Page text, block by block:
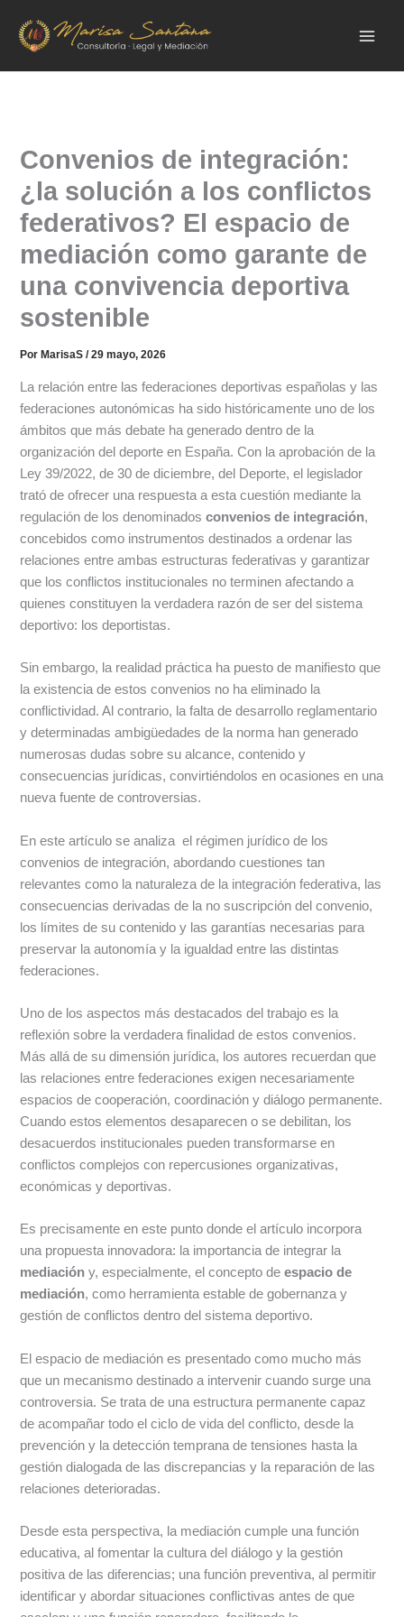
contenido
Convenios de integración:
¿la solución a los conflictos
federativos? El espacio de
mediación como garante de
una convivencia deportiva
sostenible
Por MarisaS/29 mayo, 2026
La relación entre las federaciones deportivas españolas y las
federaciones autonómicas ha sido históricamente uno de los
ámbitos que más debate ha generado dentro de la
organización del deporte en España. Con la aprobación de la
Ley 39/2022, de 30 de diciembre, del Deporte, el legislador
trató de ofrecer una respuesta a esta cuestión mediante la
regulación de los denominadosconvenios de integración,
concebidos como instrumentos destinados a ordenar las
relaciones entre ambas estructuras federativas y garantizar
que los conflictos institucionales no terminen afectando a
quienes constituyen la verdadera razón de ser del sistema
deportivo: los deportistas.
Sin embargo, la realidad práctica ha puesto de manifiesto que
la existencia de estos convenios no ha eliminado la
conflictividad. Al contrario, la falta de desarrollo reglamentario
y determinadas ambigüedades de la norma han generado
numerosas dudas sobre su alcance, contenido y
consecuencias jurídicas, convirtiéndolos en ocasiones en una
nueva fuente de controversias.
En este artículo se analiza el régimen jurídico de los
convenios de integración, abordando cuestiones tan
relevantes como la naturaleza de la integración federativa, las
consecuencias derivadas de la no suscripción del convenio,
los límites de su contenido y las garantías necesarias para
preservar la autonomía y la igualdad entre las distintas
federaciones.
Uno de los aspectos más destacados del trabajo es la
reflexión sobre la verdadera finalidad de estos convenios.
Más allá de su dimensión jurídica, los autores recuerdan que
las relaciones entre federaciones exigen necesariamente
espacios de cooperación, coordinación y diálogo permanente.
Cuando estos elementos desaparecen o se debilitan, los
desacuerdos institucionales pueden transformarse en
conflictos complejos con repercusiones organizativas,
económicas y deportivas.
Es precisamente en este punto donde el artículo incorpora
una propuesta innovadora: la importancia de integrar la
mediación y, especialmente, el concepto deespacio de
mediación, como herramienta estable de gobernanza y
gestión de conflictos dentro del sistema deportivo.
El espacio de mediación es presentado como mucho más
que un mecanismo destinado a intervenir cuando surge una
controversia. Se trata de una estructura permanente capaz
de acompañar todo el ciclo de vida del conflicto, desde la
prevención y la detección temprana de tensiones hasta la
gestión dialogada de las discrepancias y la reparación de las
relaciones deterioradas.
Desde esta perspectiva, la mediación cumple una función
educativa, al fomentar la cultura del diálogo y la gestión
positiva de las diferencias; una función preventiva, al permitir
identificar y abordar situaciones conflictivas antes de que